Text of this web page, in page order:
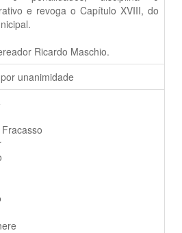
e revoga o Capítulo XVIII, do
Ricardo Maschio.
unanimidade